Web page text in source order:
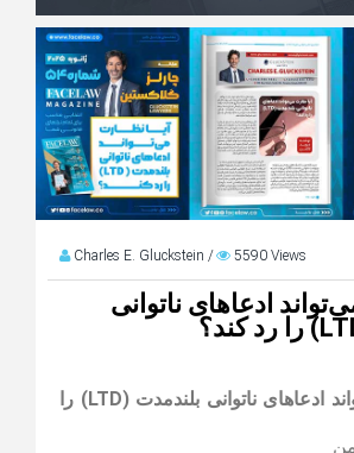
Charles E. Gluckstein / 5590 Views
ادعاهای ناتوانی
آیا نظارت می‌تواند ادعاهای ناتوانی بلندمدت (LTD) را